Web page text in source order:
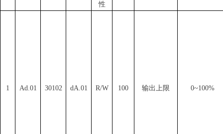
性
1 Ad.01 30102 dA.01 R/W 100 输出上限 0~100%